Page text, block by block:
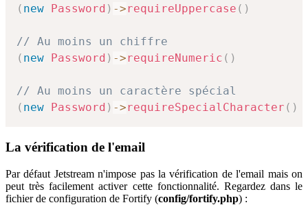
( new Password ) ->requireUppercase ( )
// Au moins un chiffre
( new Password ) ->requireNumeric ( )
// Au moins un caractère spécial
( new Password ) ->requireSpecialCharacter ( )
La vérification de l'email
Par défaut Jetstream n'impose pas la vérification de l'email mais on
peut très facilement activer cette fonctionnalité. Regardez dans le
fichier de configuration de Fortify (config/fortify.php) :